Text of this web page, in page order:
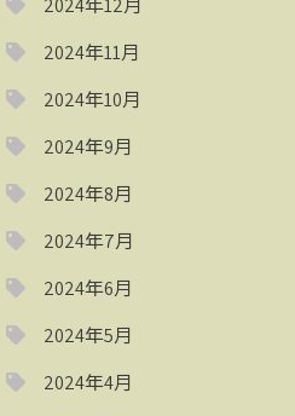
2024年12月
2024年11月
2024年10月
2024年9月
2024年8月
2024年7月
2024年6月
2024年5月
2024年4月